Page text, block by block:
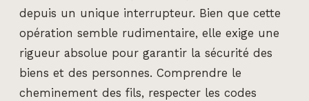
depuis un unique interrupteur. Bien que cette
opération semble rudimentaire, elle exige une
rigueur absolue pour garantir la sécurité des
biens et des personnes. Comprendre le
cheminement des fils, respecter les codes